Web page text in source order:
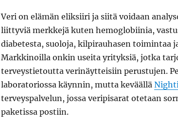
Veri on elämän eliksiiri ja siitä voidaan
liittyviä merkkejä kuten hemoglobiinia,
diabetesta, suoloja, kilpirauhasen toimintaa
Markkinoilla onkin useita yrityksiä, jotka
terveystietoutta verinäytteisiin perustujen.
laboratoriossa käynnin, mutta keväällä
terveyspalvelun, jossa veripisarat otetaan
paketissa postiin.